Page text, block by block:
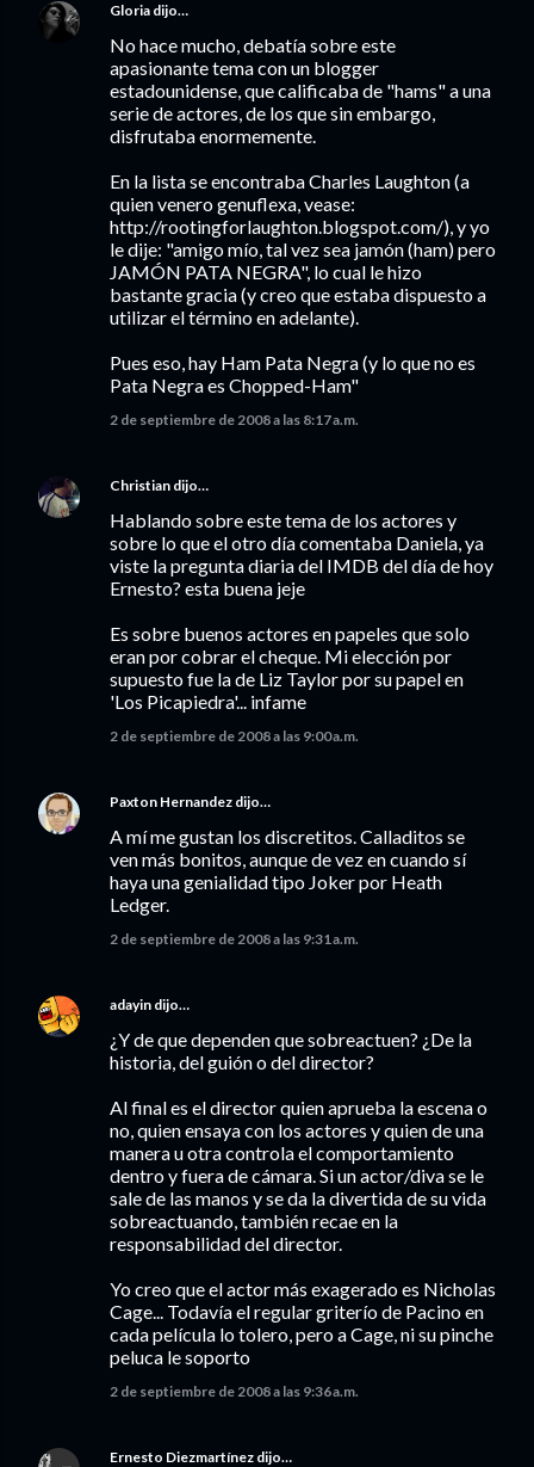
Gloria dijo…
No hace mucho, debatía sobre este
apasionante tema con un blogger
estadounidense, que calificaba de "hams" a una
serie de actores, de los que sin embargo,
disfrutaba enormemente.
En la lista se encontraba Charles Laughton (a
quien venero genuflexa, vease:
http://rootingforlaughton.blogspot.com/), y yo
le dije: "amigo mío, tal vez sea jamón (ham) pero
JAMÓN PATA NEGRA", lo cual le hizo
bastante gracia (y creo que estaba dispuesto a
utilizar el término en adelante).
Pues eso, hay Ham Pata Negra (y lo que no es
Pata Negra es Chopped-Ham"
2 de septiembre de 2008 a las 8:17 a.m.
Christian dijo…
Hablando sobre este tema de los actores y
sobre lo que el otro día comentaba Daniela, ya
viste la pregunta diaria del IMDB del día de hoy
Ernesto? esta buena jeje
Es sobre buenos actores en papeles que solo
eran por cobrar el cheque. Mi elección por
supuesto fue la de Liz Taylor por su papel en
'Los Picapiedra'... infame
2 de septiembre de 2008 a las 9:00 a.m.
Paxton Hernandez dijo…
A mí me gustan los discretitos. Calladitos se
ven más bonitos, aunque de vez en cuando sí
haya una genialidad tipo Joker por Heath
Ledger.
2 de septiembre de 2008 a las 9:31 a.m.
adayin dijo…
¿Y de que dependen que sobreactuen? ¿De la
historia, del guión o del director?
Al final es el director quien aprueba la escena o
no, quien ensaya con los actores y quien de una
manera u otra controla el comportamiento
dentro y fuera de cámara. Si un actor/diva se le
sale de las manos y se da la divertida de su vida
sobreactuando, también recae en la
responsabilidad del director.
Yo creo que el actor más exagerado es Nicholas
Cage... Todavía el regular griterío de Pacino en
cada película lo tolero, pero a Cage, ni su pinche
peluca le soporto
2 de septiembre de 2008 a las 9:36 a.m.
Ernesto Diezmartínez dijo…